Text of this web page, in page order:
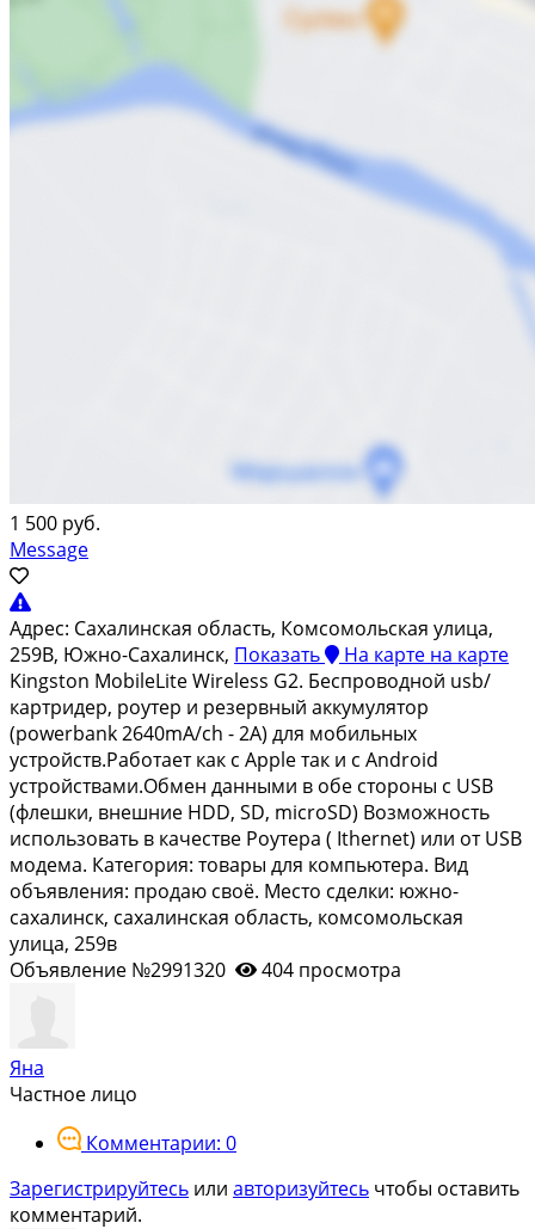
1 500 руб.
Message
Адрес: Сахалинская область, Комсомольская улица,
259В, Южно-Сахалинск, Показать На карте на карте
Kingston MobileLite Wireless G2. Беспроводной usb/
картридер, роутер и резервный аккумулятор
(powerbank 2640mA/ch - 2A) для мобильных
устройств.Работает как с Apple так и с Android
устройствами.Обмен данными в обе стороны с USB
(флешки, внешние HDD, SD, microSD) Возможность
использовать в качестве Роутера ( Ithernet) или от USB
модема. Категория: товары для компьютера. Вид
объявления: продаю своё. Место сделки: южно-
сахалинск, сахалинская область, комсомольская
улица, 259в
Объявление №2991320
404 просмотра
Яна
Частное лицо
Комментарии: 0
Зарегистрируйтесь или авторизуйтесь чтобы оставить
комментарий.